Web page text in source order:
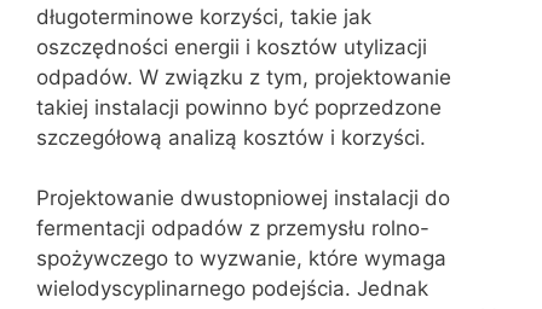
długoterminowe korzyści, takie jak
oszczędności energii i kosztów utylizacji
odpadów. W związku z tym, projektowanie
takiej instalacji powinno być poprzedzone
szczegółową analizą kosztów i korzyści.
Projektowanie dwustopniowej instalacji do
fermentacji odpadów z przemysłu rolno-
spożywczego to wyzwanie, które wymaga
wielodyscyplinarnego podejścia. Jednak